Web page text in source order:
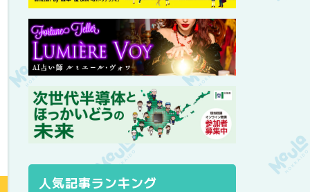
人気記事ランキング